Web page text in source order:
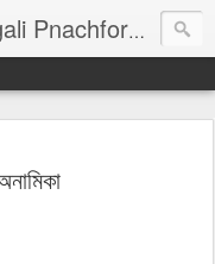
পাঁচফোড়ন | Bangla Blog | Bengali Pnachforon